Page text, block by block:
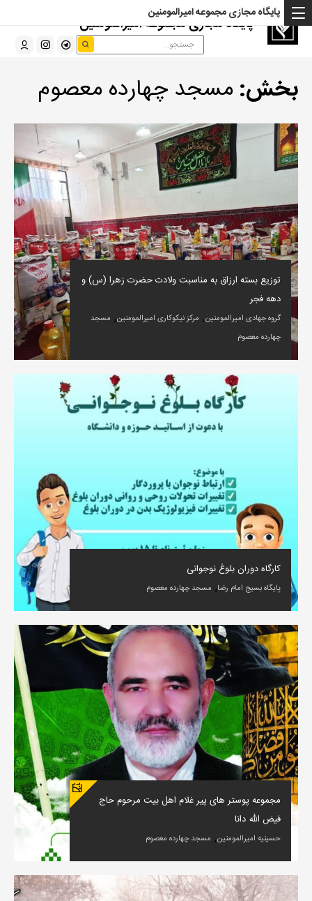
پایگاه مجازی مجموعه امیرالمومنین
پایگاه مجازی مجموعه امیرالمومنین
بخش: مسجد چهارده معصوم
توزیع بسته ارزاق به مناسبت ولادت حضرت زهرا (س) و
دهه فجر
گروه جهادی امیرالمومنین, مرکز نیکوکاری امیرالمومنین, مسجد
چهارده معصوم
کارگاه دوران بلوغ نوجوانی
پایگاه بسیج امام رضا, مسجد چهارده معصوم
مجموعه پوستر های پیر غلام اهل بیت مرحوم حاج
فیض الله دانا
حسینیه امیرالمومنین, مسجد چهارده معصوم